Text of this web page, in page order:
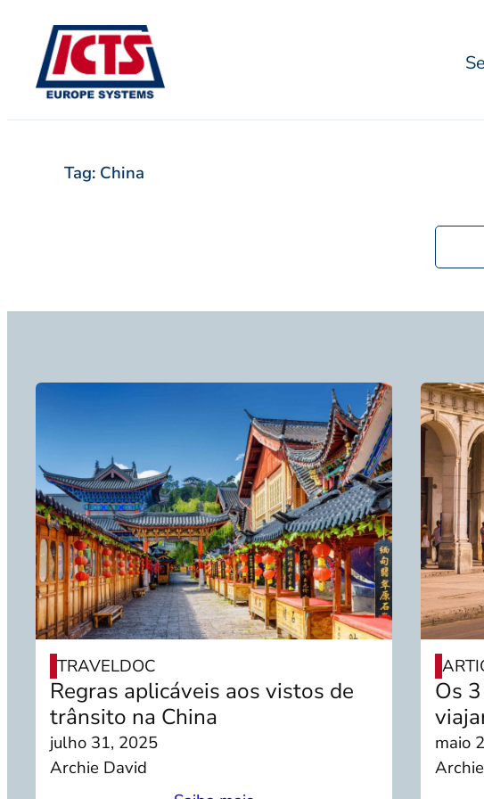
conteúdo
Tag: China
TRAVELDOC
Regras aplicáveis aos vistos de
trânsito na China
julho 31, 2025
Archie David
Os
maio